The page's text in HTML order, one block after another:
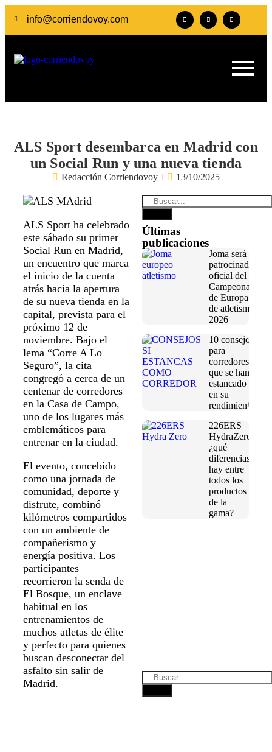
info@corriendovoy.com
ALS Sport desembarca en Madrid con
un Social Run y una nueva tienda
Redacción Corriendovoy 13/10/2025
ALS Sport ha celebrado
este sábado su primer
Social Run en Madrid,
un encuentro que marca
el inicio de la cuenta
atrás hacia la apertura
de su nueva tienda en la
capital, prevista para el
próximo 12 de
noviembre. Bajo el
lema “Corre A Lo
Seguro”, la cita
congregó a cerca de un
centenar de corredores
en la Casa de Campo,
uno de los lugares más
emblemáticos para
entrenar en la ciudad.
El evento, concebido
como una jornada de
comunidad, deporte y
disfrute, combinó
kilómetros compartidos
con un ambiente de
compañerismo y
energía positiva. Los
participantes
recorrieron la senda de
El Bosque, un enclave
habitual en los
entrenamientos de
muchos atletas de élite
y perfecto para quienes
buscan desconectar del
asfalto sin salir de
Madrid.
Últimas
publicaciones
Joma será
patrocinador
oficial del
Campeonato
de Europa
de atletismo
2026
10 consejos
para
corredores
que se han
estancado
en su
rendimiento
226ERS
HydraZero:
¿qué
diferencias
hay entre
todos los
productos
de la
gama?